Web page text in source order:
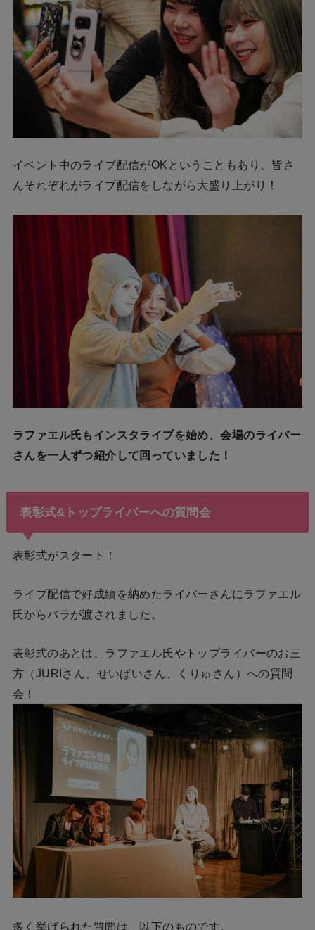
イベント中のライブ配信がOKということもあり、皆さ
んそれぞれがライブ配信をしながら大盛り上がり！
ラファエル氏もインスタライブを始め、会場のライバー
さんを一人ずつ紹介して回っていました！
表彰式&トップライバーへの質問会
表彰式がスタート！
ライブ配信で好成績を納めたライバーさんにラファエル
氏からバラが渡されました。
表彰式のあとは、ラファエル氏やトップライバーのお三
方（JURIさん、せいぱいさん、くりゅさん）への質問
会！
多く挙げられた質問は、以下のものです。